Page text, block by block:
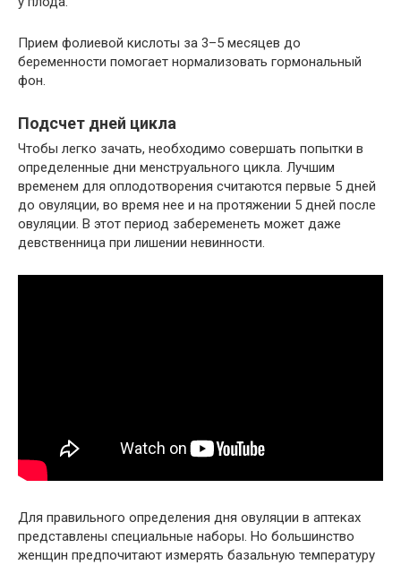
Прием фолиевой кислоты за 3–5 месяцев до
беременности помогает нормализовать гормональный
фон.
Подсчет дней цикла
Чтобы легко зачать, необходимо совершать попытки в
определенные дни менструального цикла. Лучшим
временем для оплодотворения считаются первые 5 дней
до овуляции, во время нее и на протяжении 5 дней после
овуляции. В этот период забеременеть может даже
девственница при лишении невинности.
Для правильного определения дня овуляции в аптеках
представлены специальные наборы. Но большинство
женщин предпочитают измерять базальную температуру